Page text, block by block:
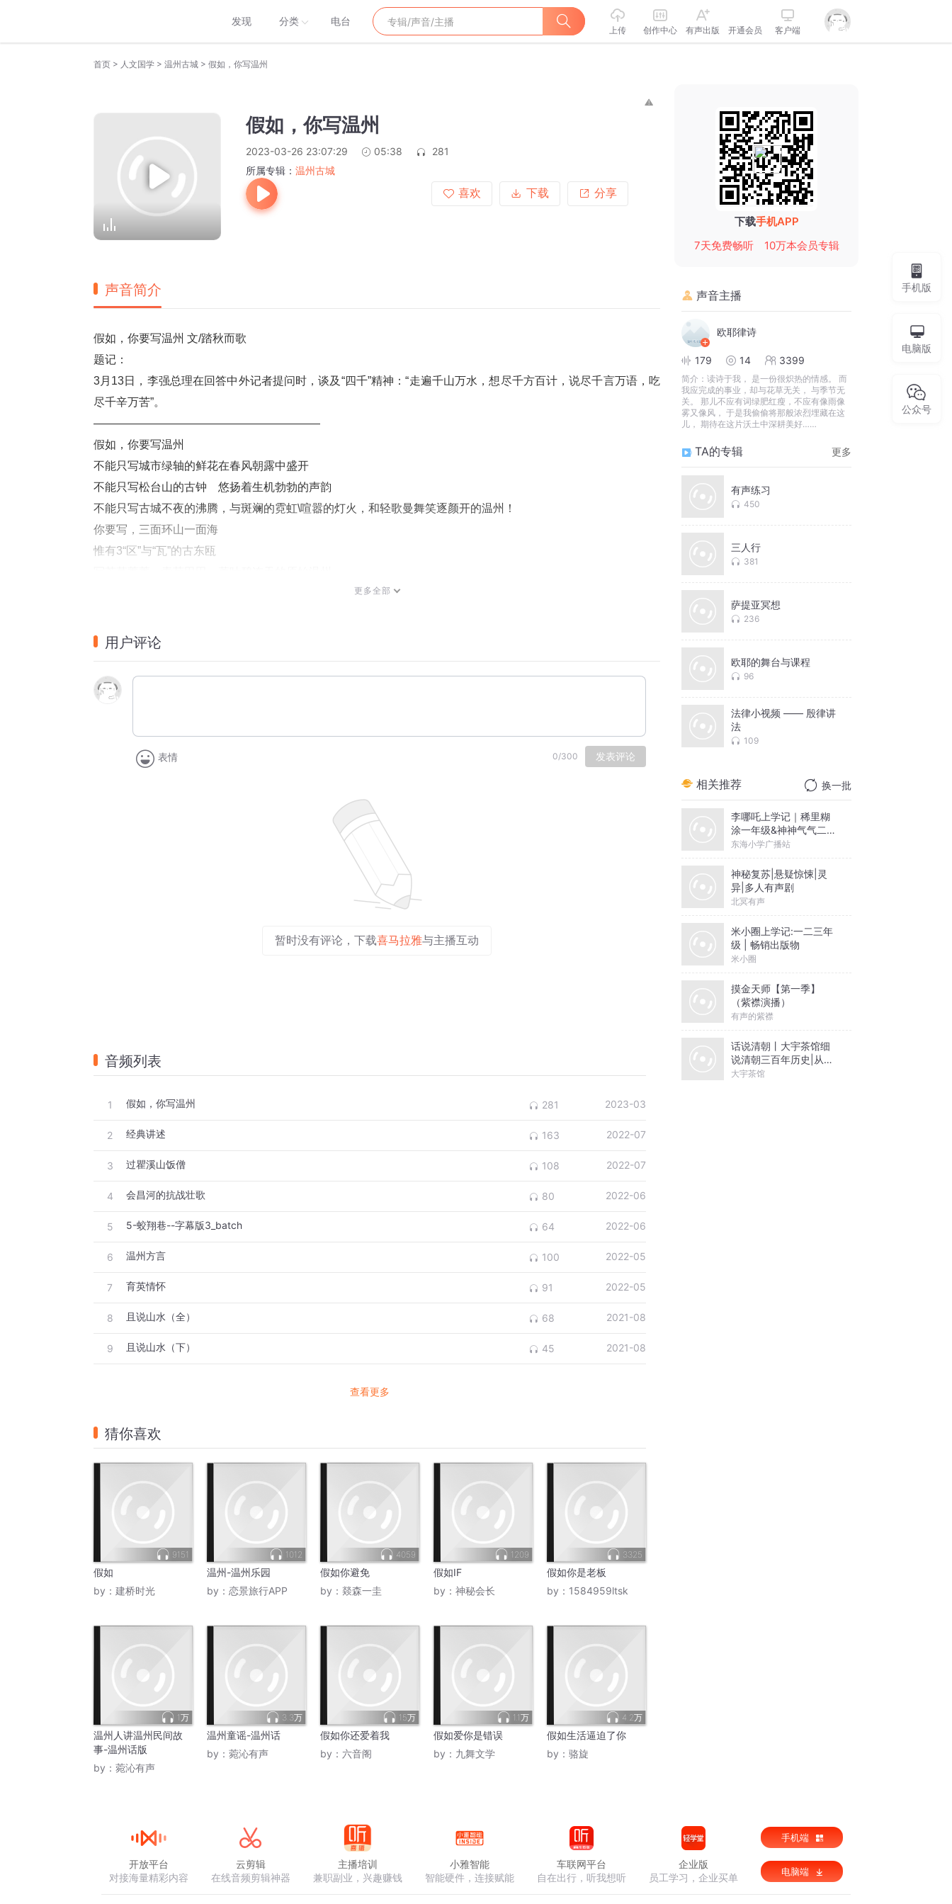
发现 分类 电台
上传 创作中心 有声出版 开通会员 客户端
首页 > 人文国学 > 温州古城 > 假如，你写温州
假如，你写温州
2023-03-26 23:07:29 05:38
281
所属专辑： 温州古城
喜欢
下载 分享
声音简介
假如，你要写温州 文/踏秋而歌
题记：
3月 13日，李强总理在回答中外记者提问时，谈及 “四千”精神：“走遍千山万水，想尽千方百计，说尽千言万语，吃
尽千辛万苦”。
————————————————————
假如，你要写温州
不能只写城市绿轴的鲜花在春风朝露中盛开
不能只写松台山的古钟    悠扬着生机勃勃的声韵
不能只写古城不夜的沸腾，与斑斓的霓虹\喧嚣的灯火，和轻歌曼舞笑逐颜开的温州！
你要写，三面环山一面海
惟有3“区”与“瓦”的古东瓯
一个古老传统的温州！
写为了生活，挥泪
告别爹娘，漂流过海
写商海搏击，浪里白条
“潮涨吃鲜，落潮点盐” 靠天吃饭，备受辛酸苦咸的温州
你写温州，还要写“汽车跳温州到”
为改变温州，一些人将葱绿的青春深植瓯越故土
想尽千方百计，吃尽千辛万苦
硬是让铁轨刺破巍巍青山，汽笛惊醒沉睡莽原
剖开寂静千年的瓯越腹地 ……
你写温州，不能只写现在的温州
只写鳞次栉比的高楼大厦
亮着一个个温暖桔灯的，漾溢幸福的窗口
和眼睛里，隐约的遗憾和沉默的辛酸
假如，你要写温州
你就要深入了解，兴奋的温州，振奋的温州
以“四千”精神，响彻
中国大地的温州
写此时此刻，正
高举“四千”精神，在二十大新征程上
踔厉奋发，昂首阔步
更多全部
用户评论
表情 0/300 发表评论
暂时没有评论，下载喜马拉雅与主播互动
音频列表
1 假如，你写温州 281 2023-03
2 经典讲述 163 2022-07
3 过瞿溪山饭僧 108 2022-07
4 会昌河的抗战壮歌 80 2022-06
5 5-蛟翔巷--字幕版3_batch 64 2022-06
6 温州方言 100 2022-05
7 育英情怀 91 2022-05
8 且说山水（全） 68 2021-08
9 且说山水（下） 45 2021-08
查看更多
猜你喜欢
9151
假如
by： 建桥时光
1012
温州-温州乐园
by： 恋景旅行APP
4059
假如你避免
by： 燚森一圭
1209
假如IF
by： 神秘会长
3325
假如你是老板
by： 1584959ltsk
1万
温州人讲温州民间故
事-温州话版
by： 菀沁有声
3.3万
温州童谣-温州话
by： 菀沁有声
15万
假如你还爱着我
by： 六音阁
1.1万
假如爱你是错误
by： 九舞文学
4.2万
假如生活逼迫了你
by： 骆旋
下载手机APP
7天免费畅听
10万本会员专辑
声音主播
欧耶律诗
179 14 3399
简介： 读诗于我， 是一份很炽热的情感。 而
我应完成的事业，却与花草无关， 与季节无
关。 那儿不应有词绿肥红瘦，不应有像雨像
雾又像风， 于是我偷偷将那般浓烈埋藏在这
儿， 期待在这片沃土中深耕美好……
TA的专辑 更多
有声练习
450
三人行
381
萨提亚冥想
236
欧耶的舞台与课程
96
法律小视频 —— 殷律讲
法
109
相关推荐 换一批
李哪吒上学记｜稀里糊
涂一年级&神神气气二年
级
东海小学广播站
神秘复苏|悬疑惊悚|灵
异|多人有声剧
北冥有声
米小圈上学记:一二三年
级 | 畅销出版物
米小圈
摸金天师【第一季】
（紫襟演播）
有声的紫襟
话说清朝丨大宇茶馆细
说清朝三百年历史|从努
尔哈赤到末代皇帝溥仪|
大宇茶馆
手机版
电脑版
公众号
开放平台
对接海量精彩内容
云剪辑
在线音频剪辑神器
主播培训
兼职副业，兴趣赚钱
小雅智能
智能硬件，连接赋能
车联网平台
自在出行，听我想听
企业版
员工学习，企业买单
手机端
电脑端